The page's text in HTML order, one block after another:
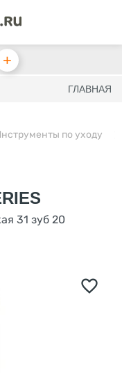
+
ГЛАВНАЯ
по уходу
31 зуб 20